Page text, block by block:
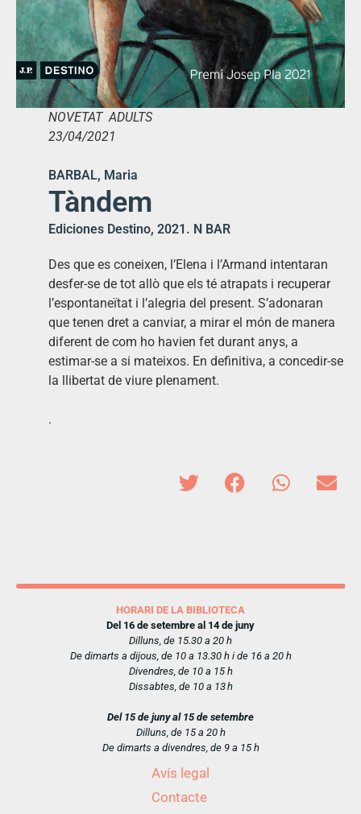
NOVETAT ADULTS
23/04/2021
BARBAL, Maria
Tàndem
Ediciones Destino, 2021. N BAR
Des que es coneixen, l’Elena i l’Armand intentaran
desfer-se de tot allò que els té atrapats i recuperar
l’espontaneïtat i l’alegria del present. S’adonaran
que tenen dret a canviar, a mirar el món de manera
diferent de com ho havien fet durant anys, a
estimar-se a si mateixos. En definitiva, a concedir-se
la llibertat de viure plenament.
.
HORARI DE LA BIBLIOTECA
Del 16 de setembre al 14 de juny
Dilluns, de 15.30 a 20 h
De dimarts a dijous, de 10 a 13.30 h i de 16 a 20 h
Divendres, de 10 a 15 h
Dissabtes, de 10 a 13 h
Del 15 de juny al 15 de setembre
Dilluns, de 15 a 20 h
De dimarts a divendres, de 9 a 15 h
Avís legal
Contacte